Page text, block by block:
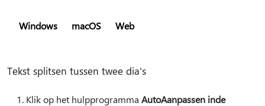
Windows macOS Web
Tekst splitsen tussen twee dia's
Klik op het hulpprogramma AutoAanpassen inde